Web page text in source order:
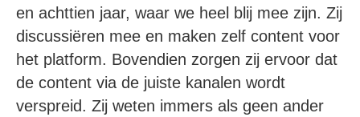
en achttien jaar, waar we heel blij mee zijn. Zij
discussiëren mee en maken zelf content voor
het platform. Bovendien zorgen zij ervoor dat
de content via de juiste kanalen wordt
verspreid. Zij weten immers als geen ander